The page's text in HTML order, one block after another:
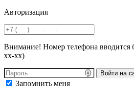
Авторизация
Внимание! Номер телефона вводится
хх-хх)
Войти на
Запомнить меня